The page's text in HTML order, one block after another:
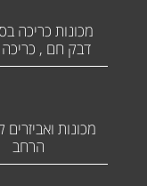
מכונות כריכה
דבק חם ,
מכונות
הרחב